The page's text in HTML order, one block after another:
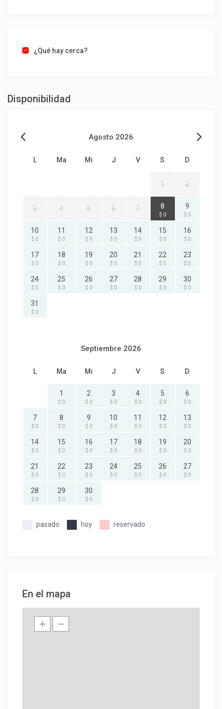
¿Qué hay cerca?
Disponibilidad
Agosto 2026
L Ma Mi J V S D
1 2
3 4 5 6 7 8
$ 0
9
$ 0
10
$ 0
11
$ 0
12
$ 0
13
$ 0
14
$ 0
15
$ 0
16
$ 0
17
$ 0
18
$ 0
19
$ 0
20
$ 0
21
$ 0
22
$ 0
23
$ 0
24
$ 0
25
$ 0
26
$ 0
27
$ 0
28
$ 0
29
$ 0
30
$ 0
31
$ 0
Septiembre 2026
L Ma Mi J V S D
1
$ 0
2
$ 0
3
$ 0
4
$ 0
5
$ 0
6
$ 0
7
$ 0
8
$ 0
9
$ 0
10
$ 0
11
$ 0
12
$ 0
13
$ 0
14
$ 0
15
$ 0
16
$ 0
17
$ 0
18
$ 0
19
$ 0
20
$ 0
21
$ 0
22
$ 0
23
$ 0
24
$ 0
25
$ 0
26
$ 0
27
$ 0
28
$ 0
29
$ 0
30
$ 0
pasado hoy reservado
En el mapa